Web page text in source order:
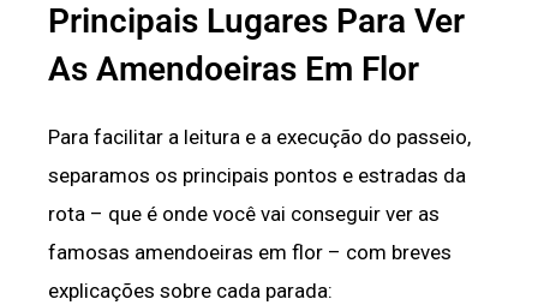
Principais Lugares Para Ver
As Amendoeiras Em Flor
Para facilitar a leitura e a execução do passeio,
separamos os principais pontos e estradas da
rota – que é onde você vai conseguir ver as
famosas amendoeiras em flor – com breves
explicações sobre cada parada: